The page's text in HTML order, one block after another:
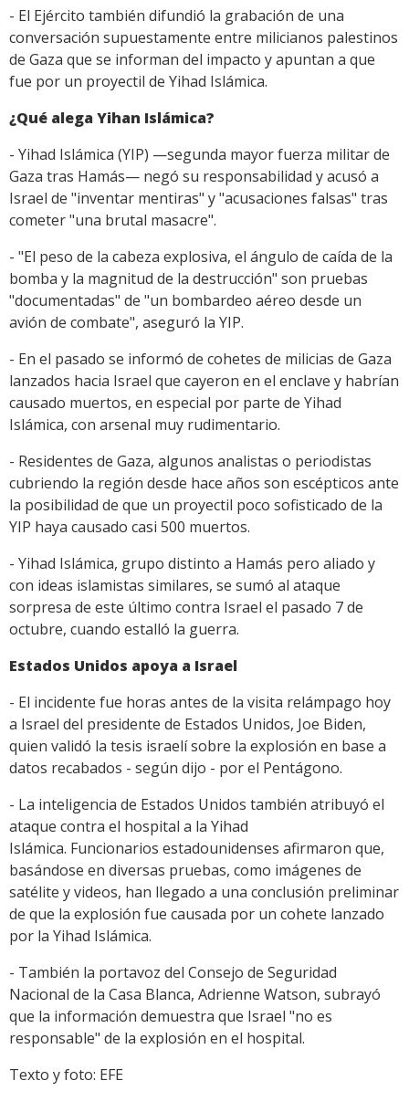
- El Ejército también difundió la grabación de una
conversación supuestamente entre milicianos palestinos
de Gaza que se informan del impacto y apuntan a que
fue por un proyectil de Yihad Islámica.
¿Qué alega Yihan Islámica?
- Yihad Islámica (YIP) —segunda mayor fuerza militar de
Gaza tras Hamás— negó su responsabilidad y acusó a
Israel de "inventar mentiras" y "acusaciones falsas" tras
cometer "una brutal masacre".
- "El peso de la cabeza explosiva, el ángulo de caída de la
bomba y la magnitud de la destrucción" son pruebas
"documentadas" de "un bombardeo aéreo desde un
avión de combate", aseguró la YIP.
- En el pasado se informó de cohetes de milicias de Gaza
lanzados hacia Israel que cayeron en el enclave y habrían
causado muertos, en especial por parte de Yihad
Islámica, con arsenal muy rudimentario.
- Residentes de Gaza, algunos analistas o periodistas
cubriendo la región desde hace años son escépticos ante
la posibilidad de que un proyectil poco sofisticado de la
YIP haya causado casi 500 muertos.
- Yihad Islámica, grupo distinto a Hamás pero aliado y
con ideas islamistas similares, se sumó al ataque
sorpresa de este último contra Israel el pasado 7 de
octubre, cuando estalló la guerra.
Estados Unidos apoya a Israel
- El incidente fue horas antes de la visita relámpago hoy
a Israel del presidente de Estados Unidos, Joe Biden,
quien validó la tesis israelí sobre la explosión en base a
datos recabados - según dijo - por el Pentágono.
- La inteligencia de Estados Unidos también atribuyó el
ataque contra el hospital a la Yihad
Islámica. Funcionarios estadounidenses afirmaron que,
basándose en diversas pruebas, como imágenes de
satélite y videos, han llegado a una conclusión preliminar
de que la explosión fue causada por un cohete lanzado
por la Yihad Islámica.
- También la portavoz del Consejo de Seguridad
Nacional de la Casa Blanca, Adrienne Watson, subrayó
que la información demuestra que Israel "no es
responsable" de la explosión en el hospital.
Texto y foto: EFE